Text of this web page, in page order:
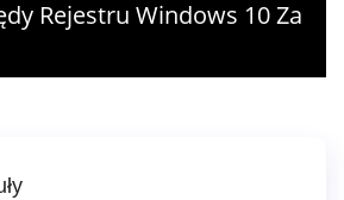
Rejestru Windows 10 Za